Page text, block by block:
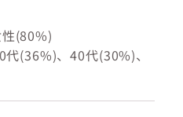
(80%)
(36%)、40代(30%)、